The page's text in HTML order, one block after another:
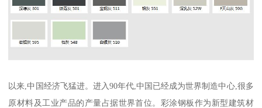
以来,中国经济飞猛进。进入90年代,中国已经成为世界制造中心,很多
原材料及工业产品的产量占据世界首位。彩涂钢板作为新型建筑材